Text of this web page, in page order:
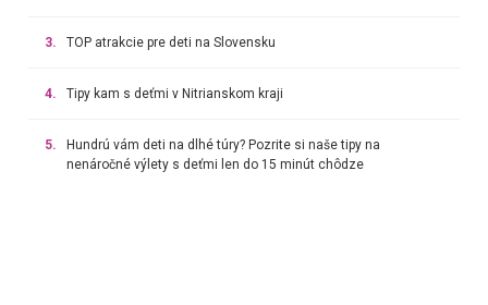
3. TOP atrakcie pre deti na Slovensku
4. Tipy kam s deťmi v Nitrianskom kraji
5.
Hundrú vám deti na dlhé túry? Pozrite si naše tipy na
nenáročné výlety s deťmi len do 15 minút chôdze